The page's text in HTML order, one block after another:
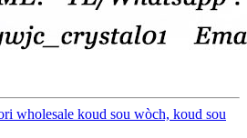
wholesale koud sou wòch, koud sou